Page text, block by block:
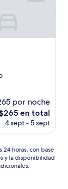
por noche
precio
en total
4 sept - 5 sept
24 horas, con base
y la disponibilidad